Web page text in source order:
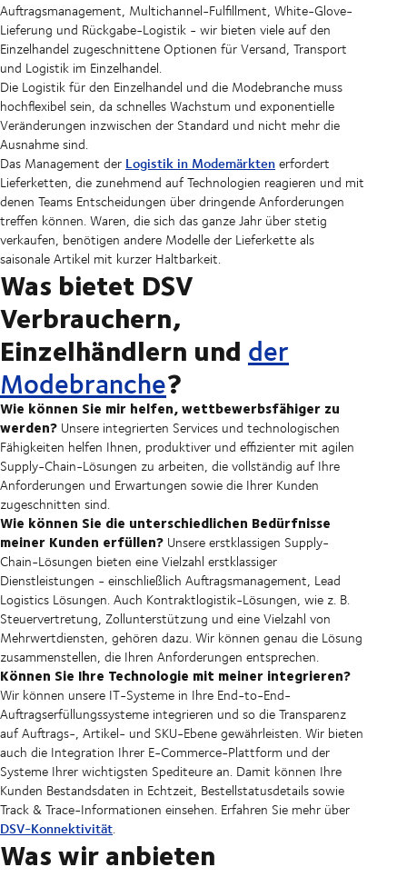
Auftragsmanagement, Multichannel-Fulfillment, White-Glove-
Lieferung und Rückgabe-Logistik - wir bieten viele auf den
Einzelhandel zugeschnittene Optionen für Versand, Transport
und Logistik im Einzelhandel.
Die Logistik für den Einzelhandel und die Modebranche muss
hochflexibel sein, da schnelles Wachstum und exponentielle
Veränderungen inzwischen der Standard und nicht mehr die
Ausnahme sind.
Das Management der Logistik in Modemärktenerfordert
Lieferketten, die zunehmend auf Technologien reagieren und mit
denen Teams Entscheidungen über dringende Anforderungen
treffen können. Waren, die sich das ganze Jahr über stetig
verkaufen, benötigen andere Modelle der Lieferkette als
saisonale Artikel mit kurzer Haltbarkeit.
Was bietet DSV
Verbrauchern,
Einzelhändlern und der
Modebranche?
Wie können Sie mir helfen, wettbewerbsfähiger zu
werden? Unsere integrierten Services und technologischen
Fähigkeiten helfen Ihnen, produktiver und effizienter mit agilen
Supply-Chain-Lösungen zu arbeiten, die vollständig auf Ihre
Anforderungen und Erwartungen sowie die Ihrer Kunden
zugeschnitten sind.
Wie können Sie die unterschiedlichen Bedürfnisse
meiner Kunden erfüllen? Unsere erstklassigen Supply-
Chain-Lösungen bieten eine Vielzahl erstklassiger
Dienstleistungen - einschließlich Auftragsmanagement, Lead
Logistics Lösungen. Auch Kontraktlogistik-Lösungen, wie z. B.
Steuervertretung, Zollunterstützung und eine Vielzahl von
Mehrwertdiensten, gehören dazu. Wir können genau die Lösung
zusammenstellen, die Ihren Anforderungen entsprechen.
Können Sie Ihre Technologie mit meiner integrieren?
Wir können unsere IT-Systeme in Ihre End-to-End-
Auftragserfüllungssysteme integrieren und so die Transparenz
auf Auftrags-, Artikel- und SKU-Ebene gewährleisten. Wir bieten
auch die Integration Ihrer E-Commerce-Plattform und der
Systeme Ihrer wichtigsten Spediteure an. Damit können Ihre
Kunden Bestandsdaten in Echtzeit, Bestellstatusdetails sowie
Track & Trace-Informationen einsehen. Erfahren Sie mehr über
DSV-Konnektivität.
Was wir anbieten